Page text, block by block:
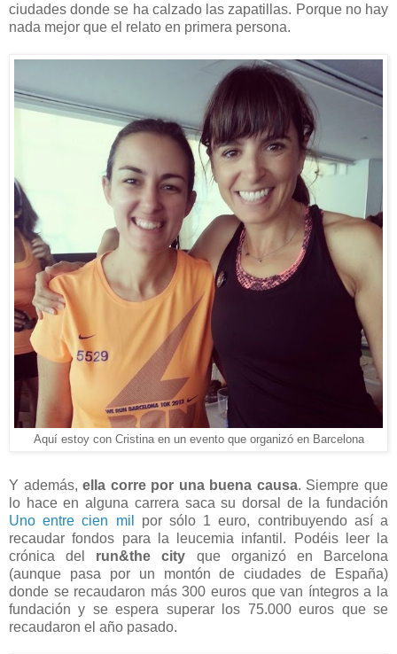
ciudades donde se ha calzado las zapatillas. Porque no hay
nada mejor que el relato en primera persona.
Aquí estoy con Cristina en un evento que organizó en Barcelona
Y además,ella corre por una buena causa. Siempre que
lo hace en alguna carrera saca su dorsal de la fundación
Uno entre cien mil
por sólo 1 euro, contribuyendo así a
recaudar fondos para la leucemia infantil. Podéis leer la
crónica del run&the city que organizó en Barcelona
(aunque pasa por un montón de ciudades de España)
donde se recaudaron más 300 euros que van íntegros a la
fundación y se espera superar los 75.000 euros que se
recaudaron el año pasado.